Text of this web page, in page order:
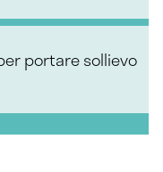
portare sollievo